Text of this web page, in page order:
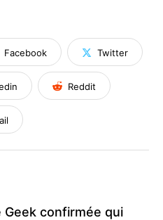
Facebook Twitter
Reddit
Geek confirmée qui